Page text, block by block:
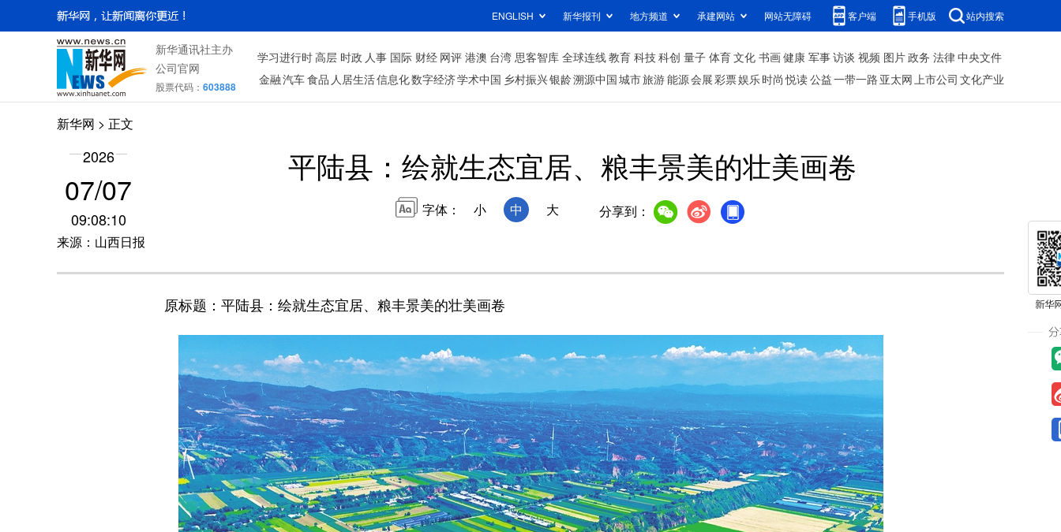
ENGLISH 新华报刊 地方频道 承建网站 网站无障碍 客户端 手机版 站内搜索
新华通讯社主办
公司官网
股票代码： 603888
学习进行时高层 时政 人事 国际 财经 网评 港澳 台湾 思客智库 全球连线教育 科技科创 量子 体育文化 书画健康 军事访谈 视频 图片政务 法律中央文件
金融汽车食品 人居生活信息化数字经济学术中国 乡村振兴银龄溯源中国城市旅游能源会展彩票娱乐时尚 悦读公益一带一路 亚太网上市公司 文化产业
新华网 > 正文
2026
07/07
09:08:10
来源：山西日报
平陆县：绘就生态宜居、粮丰景美的壮美画卷
字体： 小 中 大 分享到：
原标题：平陆县：绘就生态宜居、粮丰景美的壮美画卷